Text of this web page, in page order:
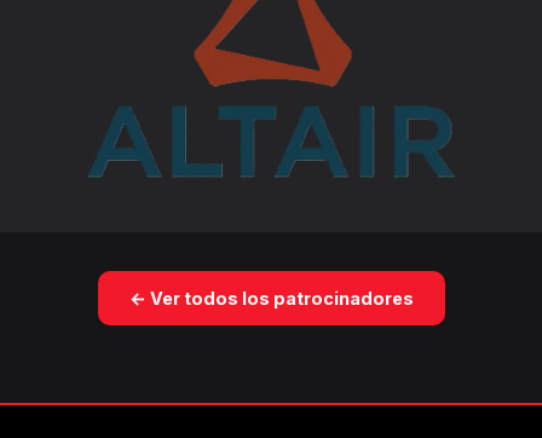
← Ver todos los patrocinadores